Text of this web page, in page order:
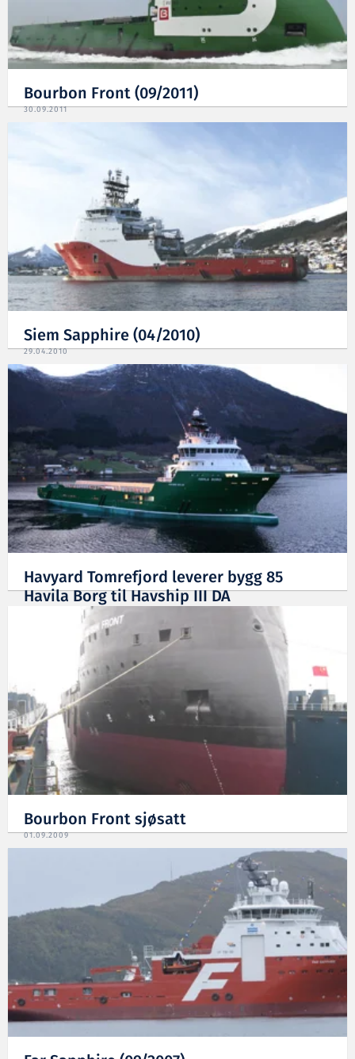
Bourbon Front (09/2011)
30.09.2011
Siem Sapphire (04/2010)
29.04.2010
Havyard Tomrefjord leverer bygg 85
Havila Borg til Havship III DA
Bourbon Front sjøsatt
01.09.2009